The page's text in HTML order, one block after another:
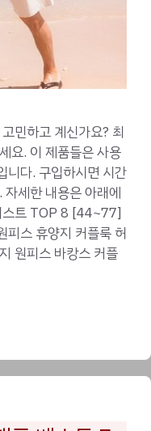
민하고 계신가요? 최
요. 이 제품들은 사용
니다. 구입하시면 시간
세한 내용은 아래에
스트 TOP 8 [44~77]
피스 휴양지 커플룩 허
원피스 바캉스 커플